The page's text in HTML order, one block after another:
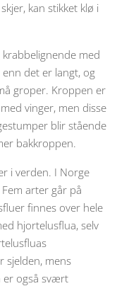
kan stikket klø i
med
det er langt, og
groper. Kroppen er
vinger, men disse
blir stående
bakkroppen.
i verden. I Norge
arter går på
finnes over hele
hjortelusflua, selv
sjelden, mens
er også svært